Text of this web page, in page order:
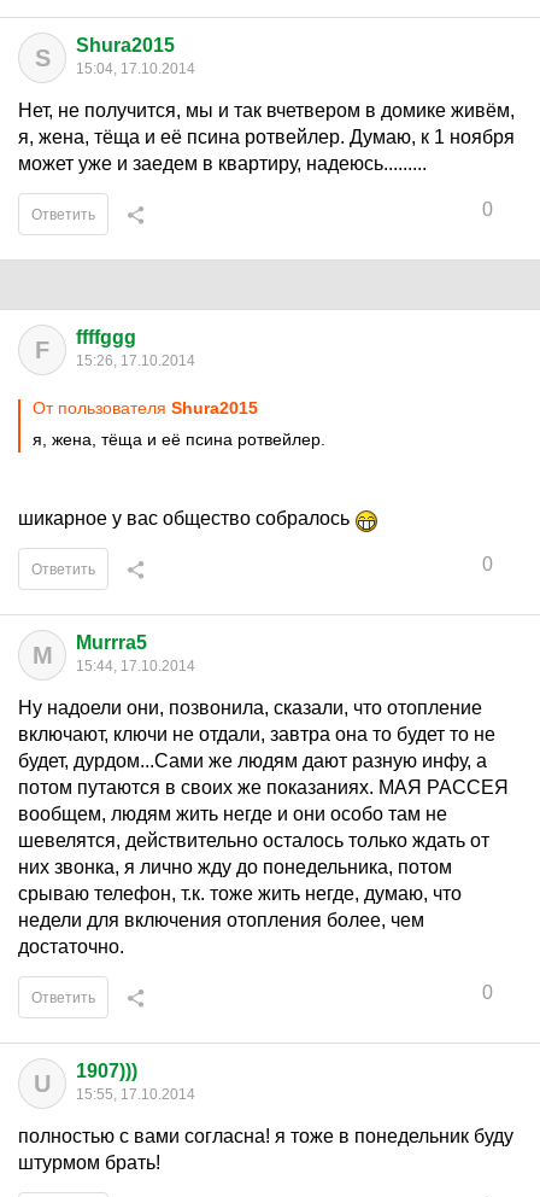
S Shura2015
15:04, 17.10.2014
Нет, не получится, мы и так вчетвером в домике живём,
я, жена, тёща и её псина ротвейлер. Думаю, к 1 ноября
может уже и заедем в квартиру, надеюсь.........
0
Ответить
F ffffggg
15:26, 17.10.2014
От пользователя Shura2015
я, жена, тёща и её псина ротвейлер.
шикарное у вас общество собралось
0
Ответить
M Murrra5
15:44, 17.10.2014
Ну надоели они, позвонила, сказали, что отопление
включают, ключи не отдали, завтра она то будет то не
будет, дурдом...Сами же людям дают разную инфу, а
потом путаются в своих же показаниях. МАЯ РАССЕЯ
вообщем, людям жить негде и они особо там не
шевелятся, действительно осталось только ждать от
них звонка, я лично жду до понедельника, потом
срываю телефон, т.к. тоже жить негде, думаю, что
недели для включения отопления более, чем
достаточно.
0
Ответить
U 1907)))
15:55, 17.10.2014
полностью с вами согласна! я тоже в понедельник буду
штурмом брать!